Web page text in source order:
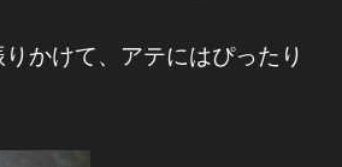
かけて、アテにはぴったり